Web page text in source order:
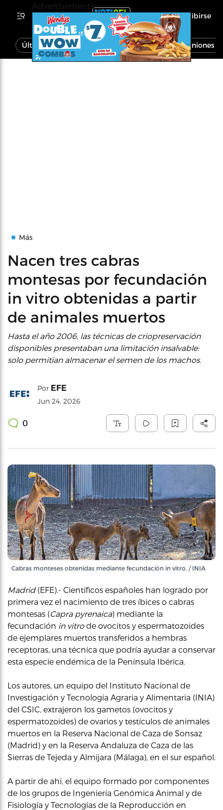
Inscribirse
Última Hora Noticias Economía Opiniones
Más
Nacen tres cabras
montesas por fecundación
in vitro obtenidas a partir
de animales muertos
Hasta el año 2006, las técnicas de criopreservación
disponibles presentaban una limitación insalvable:
solo permitían almacenar el semen de los machos.
Por EFE
Jun 24, 2026
0
Cabras monteses obtenidas mediante fecundación in vitro. / INIA
Madrid(EFE).- Científicos españoles han logrado por
primera vez el nacimiento de tres íbices o cabras
montesas (Capra pyrenaica) mediante la
fecundación in vitrode ovocitos y espermatozoides
de ejemplares muertos transferidos a hembras
receptoras, una técnica que podría ayudar a conservar
esta especie endémica de la Península Ibérica.
Los autores, un equipo del Instituto Nacional de
Investigación y Tecnología Agraria y Alimentaria (INIA)
del CSIC, extrajeron los gametos (ovocitos y
espermatozoides) de ovarios y testículos de animales
muertos en la Reserva Nacional de Caza de Sonsaz
(Madrid) y en la Reserva Andaluza de Caza de las
Sierras de Tejeda y Almijara (Málaga), en el sur español.
A partir de ahí, el equipo formado por componentes
de los grupos de Ingeniería Genómica Animal y de
Fisiología y Tecnologías de la Reproducción en
Advertisements